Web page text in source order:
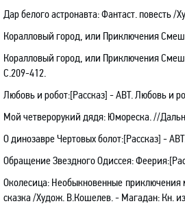
Дар белого астронавта: Фантаст. повесть
Коралловый город, или Приключения
Коралловый город, или Приключения
С.209-412.
Любовь и робот:[Рассказ] - АВТ. Любовь и
Мой четверорукий дядя: Юмореска. //
О динозавре Чертовых болот:[Рассказ] -
Обращение Звездного Одиссея: Феерия
Околесица: Необыкновенные
сказка /Худож. В.Кошелев. - Магадан: Кн.